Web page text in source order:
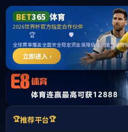
******
威廉希尔·williamhill(